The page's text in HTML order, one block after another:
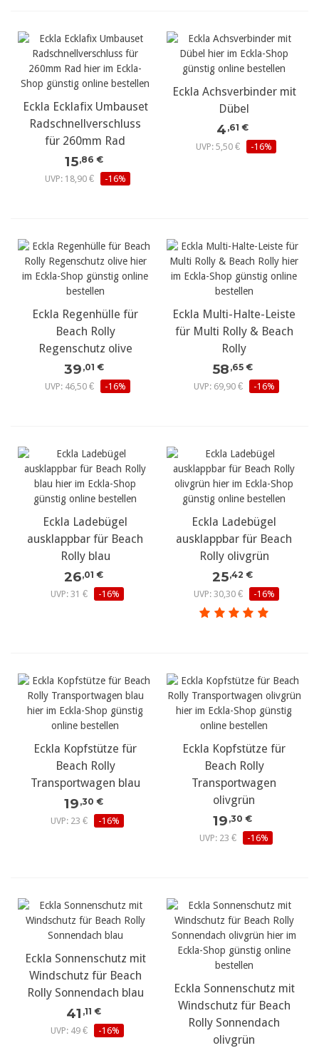
Eckla Ecklafix Umbauset
Radschnellverschluss
für 260mm Rad
15,86 €
UVP: 18,90 €
-16%
Eckla Achsverbinder mit
Dübel
4 ,61 €
UVP: 5,50 €
-16%
Eckla Regenhülle für
Beach Rolly
Regenschutz olive
39 ,01 €
UVP: 46,50 €
-16%
Eckla Multi-Halte-Leiste
für Multi Rolly & Beach
Rolly
58 ,65 €
UVP: 69,90 €
-16%
Eckla Ladebügel
ausklappbar für Beach
Rolly blau
26,01 €
UVP: 31 €
-16%
Eckla Ladebügel
ausklappbar für Beach
Rolly olivgrün
25,42 €
UVP: 30,30 €
-16%
Eckla Kopfstütze für
Beach Rolly
Transportwagen blau
19 ,30 €
UVP: 23 €
-16%
Eckla Kopfstütze für
Beach Rolly
Transportwagen
olivgrün
19 ,30 €
UVP: 23 €
-16%
Eckla Sonnenschutz mit
Windschutz für Beach
Rolly Sonnendach blau
41 ,11 €
UVP: 49 €
-16%
Eckla Sonnenschutz mit
Windschutz für Beach
Rolly Sonnendach
olivgrün